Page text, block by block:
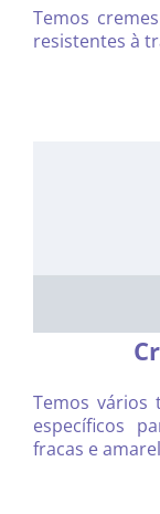
Temos
resistentes à
Temos vários
específicos
fracas e